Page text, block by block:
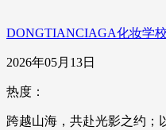
DONGTIANCIAGA化妆学校
2026年05月13日
热度：
跨越山海，共赴光影之约